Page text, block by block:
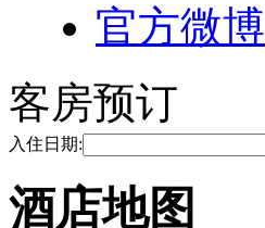
官方微博
客房预订
入住日期:
酒店地图